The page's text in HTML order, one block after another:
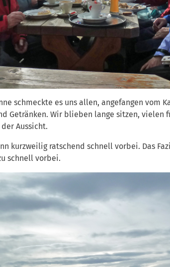
schmeckte es uns allen, angefangen vom
Getränken. Wir blieben lange sitzen, vielen
Aussicht.
kurzweilig ratschend schnell vorbei. Das
schnell vorbei.